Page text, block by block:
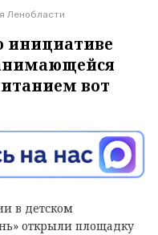
Ленобласти
инициативе
вот
в детском
открыли площадку